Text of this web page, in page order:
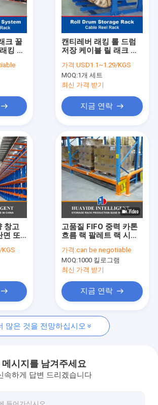
웃 래킹
크 꿀
킹 캔
캔티레버 래킹 롤 드럼
저장 케이블 릴 래크 스
가격:USD1.1~1.29/KGS
MOQ:1개 세트
최신 가격 받기
지금 연락
창고
면 또
고품질 FIFO 중력 카톤
흐름 랙 팔레트 랙 시스
장비
가격:can be negotiable
MOQ:1000 킬로그램
최신 가격 받기
지금 연락
많은 것을 전망하십시오
메시지를 남겨주세요
속하게 답변 드리겠습니다